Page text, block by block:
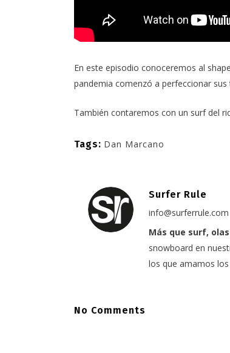
En este episodio conoceremos al
pandemia comenzó a perfeccionar
También contaremos con un surf del
Tags: Dan Marcano
Surfer Rule
info@surferrule.com
Más que surf,
snowboard en
los que amamos
No Comments